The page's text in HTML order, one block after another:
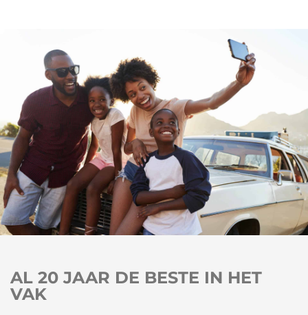
AL 20 JAAR DE BESTE IN HET
VAK